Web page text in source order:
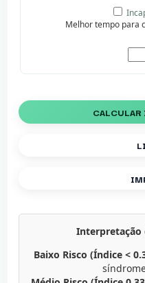
Melhor tempo para
Interpretação
Baixo Risco (Índice <